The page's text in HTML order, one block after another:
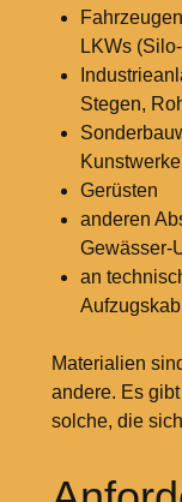
LKWs
Stegen,
Gerüsten
anderen
Gewässer-
an
Materialien
andere. Es
solche, die